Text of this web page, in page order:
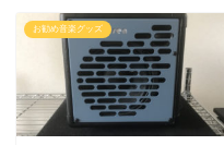
お勧め音楽グッズ